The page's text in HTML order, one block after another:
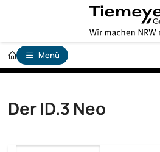
Menü
Der ID.3 Neo